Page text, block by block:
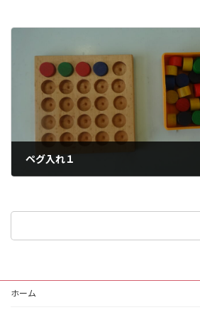
ペグ入れ１
ホーム